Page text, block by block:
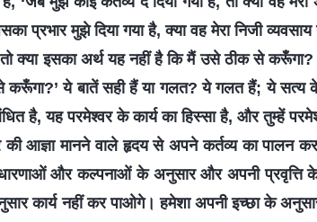
प्रभार मुझे दिया गया है, क्या वह मेरा निजी
क्या इसका अर्थ यह नहीं है कि मैं उसे ठीक से
ये बातें सही हैं या गलत? ये गलत हैं; ये सत्य के
है, यह परमेश्वर के कार्य का हिस्सा है, और तुम्हें
की आज्ञा मानने वाले हृदय से अपने कर्तव्य का
और कल्पनाओं के अनुसार और अपनी प्रवृत्ति के
कार्य नहीं कर पाओगे। हमेशा अपनी इच्छा के अनुसार